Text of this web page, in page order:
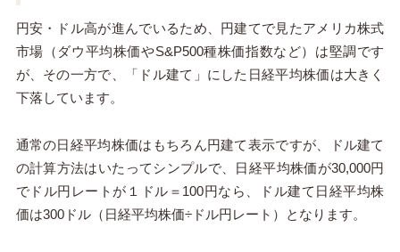
円安・ドル高が進んでいるため、円建てで見たアメリカ株式
市場（ダウ平均株価やS&P500種株価指数など）は堅調です
が、その一方で、「ドル建て」にした日経平均株価は大きく
下落しています。
通常の日経平均株価はもちろん円建て表示ですが、ドル建て
の計算方法はいたってシンプルで、日経平均株価が30,000円
でドル円レートが１ドル＝ 100円なら、ドル建て日経平均株
価は300ドル（日経平均株価÷ドル円レート）となります。